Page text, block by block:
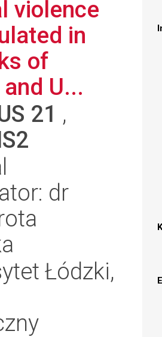
violence
in
of
U...
21 ,
dr
Łódzki,